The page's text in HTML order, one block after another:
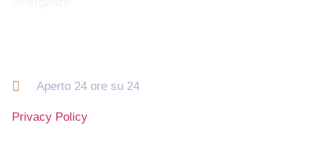
Aperto 24 ore su 24
Privacy Policy